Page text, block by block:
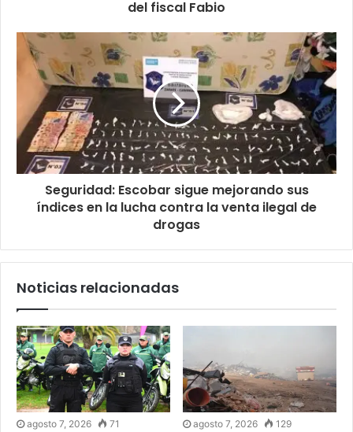
del fiscal Fabio
Seguridad: Escobar sigue mejorando sus
índices en la lucha contra la venta ilegal de
drogas
Noticias relacionadas
agosto 7, 2026 71 agosto 7, 2026 129